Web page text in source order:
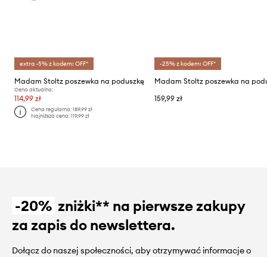
extra -5% z kodem: OFF*
Madam Stoltz poszewka na poduszkę
Cena aktualna:
114,99 zł
Cena regularna:189,99 zł
Najniższa cena:119,99 zł
-25% z kodem: OFF*
Madam Stoltz poszewka na
159,99 zł
-20% zniżki** na pierwsze zakupy
za zapis do newslettera.
Dołącz do naszej społeczności, aby otrzymywać informacje o